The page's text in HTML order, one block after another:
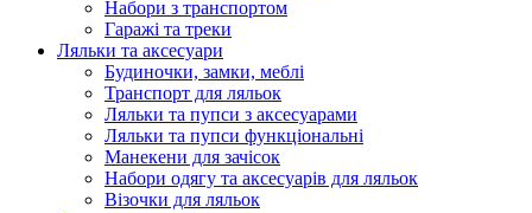
Набори з транспортом
Гаражі та треки
Ляльки та аксесуари
Будиночки, замки, меблі
Транспорт для ляльок
Ляльки та пупси з аксесуарами
Ляльки та пупси функціональні
Манекени для зачісок
Набори одягу та аксесуарів для ляльок
Візочки для ляльок